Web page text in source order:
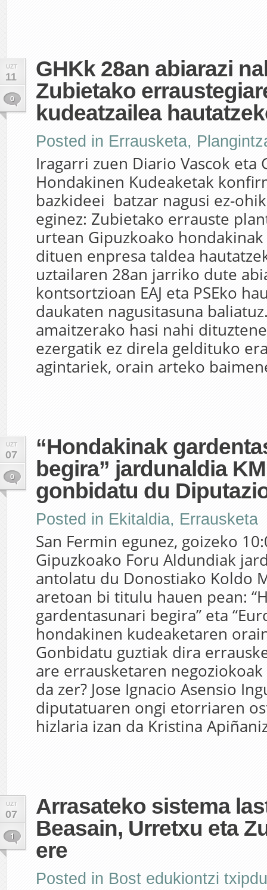
UZT
11
0
GHKk 28an abiarazi
Zubietako
kudeatzailea
Posted in Errausketa,
Iragarri zuen Diario Vascok eta
Hondakinen Kudeaketak
bazkideei batzar nagusi ez-
eginez: Zubietako errauste
urtean Gipuzkoako
dituen enpresa taldea
uztailaren 28an jarriko dute
kontsortzioan EAJ eta PSEko
daukaten nagusitasuna
amaitzerako hasi nahi
ezergatik ez direla geldituko
agintariek, orain arteko
UZT
07
0
“Hondakinak
begira” jardunaldia
gonbidatu du
Posted in Ekitaldia, Errausketa
San Fermin egunez, goizeko
Gipuzkoako Foru Aldundiak
antolatu du Donostiako Koldo
aretoan bi titulu hauen pean:
gardentasunari begira” eta
hondakinen kudeaketaren
Gonbidatu guztiak dira
are errausketaren
da zer? Jose Ignacio Asensio
diputatuaren ongi etorriaren
hizlaria izan da Kristina
UZT
07
1
Arrasateko sistema
Beasain, Urretxu eta
ere
Posted in Bost edukiontzi